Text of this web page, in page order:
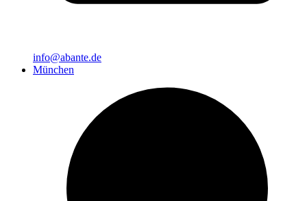
info@abante.de
München